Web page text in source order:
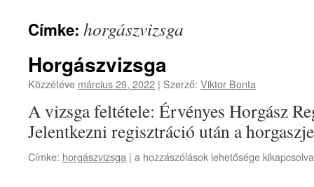
Címke: horgászvizsga
Horgászvizsga
Közzétéve március 29, 2022 | Szerző: Viktor Bonta
A vizsga feltétele: Érvényes Horgász
Jelentkezni regisztráció után a
Címke: horgászvizsga | Horgászvizsga
a hozzászólások lehetősége kikapcsolva